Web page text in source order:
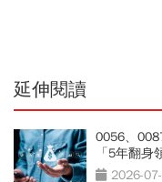
延伸閱讀
0056、
「5年翻
更逼人
2026-